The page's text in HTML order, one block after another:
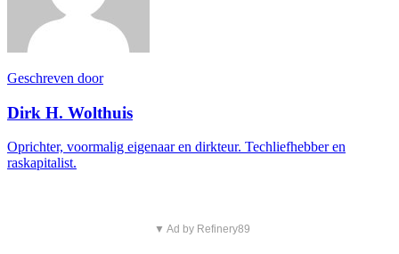
Geschreven door
Dirk H. Wolthuis
Oprichter, voormalig eigenaar en dirkteur. Techliefhebber en
raskapitalist.
▼ Ad by Refinery89